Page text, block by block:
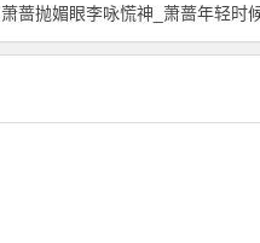
萧蔷抛媚眼李咏慌神_萧蔷年轻时